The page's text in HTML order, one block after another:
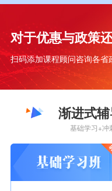
专业优势
不考数学
可报考地区 广东、江
西、黑龙江...
市场营销
可报考地区 广东、上
地区欢迎咨询
对于优惠与政策
扫码添加课程顾问咨询各省
渐进式
基础学习+冲